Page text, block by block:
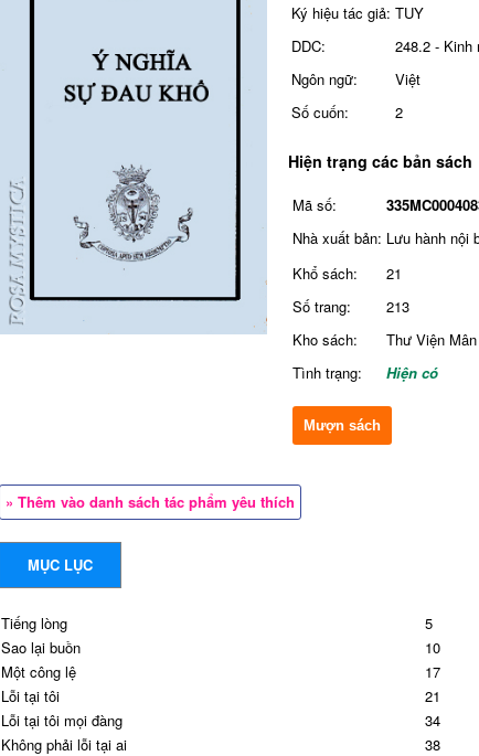
Ký hiệu tác giả: TUY
DDC:
248.2 - Kinh
Ngôn ngữ:
Việt
Số cuốn:
2
Hiện trạng các bản sách
Mã số:
Nhà xuất bản: Lưu hành nội
Khổ sách:
21
Số trang:
213
Kho sách:
Thư Viện
Tình trạng:
Hiện có
Mượn sách
» Thêm vào danh sách tác phẩm yêu thích
MỤC LỤC
Tiếng lòng
5
Sao lại buồn
10
Một công lệ
17
Lỗi tại tôi
21
Lỗi tại tôi mọi đàng
34
Không phải lỗi tại ai
38